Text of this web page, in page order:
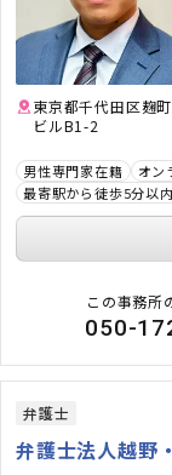
東京都千代田区麹
ビルB1-2
男性専門家在籍 オン
最寄駅から徒歩5分以内
この事務所
050-
弁護士
弁護士法人越野